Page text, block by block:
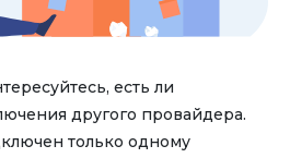
есть ли
другого провайдера.
только одному